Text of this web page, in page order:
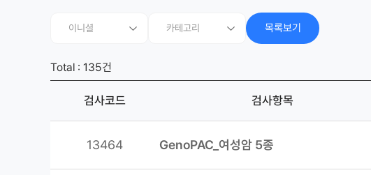
목록보기
Total : 135건
검사코드 검사항목
13464 GenoPAC_여성암 5종